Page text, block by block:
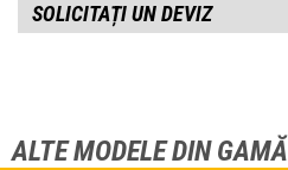
SOLICITAȚI UN DEVIZ
ALTE MODELE DIN GAMĂ